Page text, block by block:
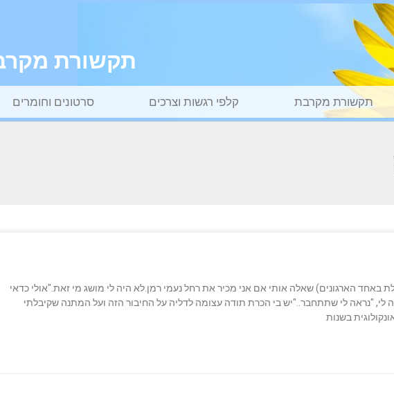
תקשורת
תקשורת מקרבת קלפי רגשות וצרכים סרטונים וחומרים
באחד הארגונים) שאלה אותי אם אני מכיר את רחל נעמי רמן.לא היה לי מושג מי זאת."אולי כדאי
לי, "נראה לי שתתחבר.."יש בי הכרת תודה עצומה לדליה על החיבור הזה ועל המתנה שקיבלתי
בשנות